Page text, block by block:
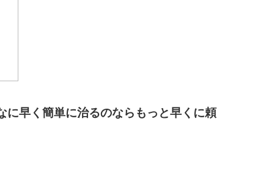
に早く簡単に治るのならもっと早くに頼